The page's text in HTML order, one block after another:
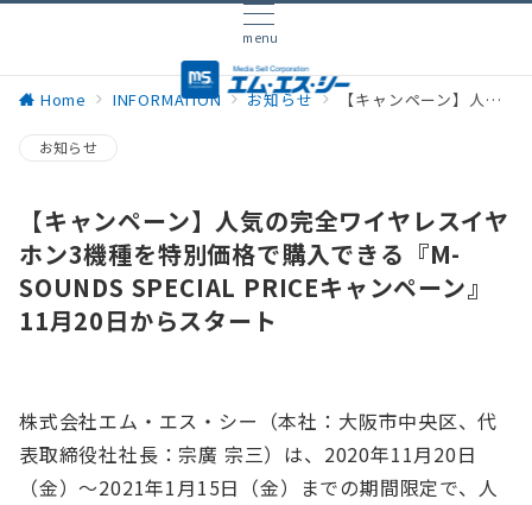
menu
Home INFORMATION お知らせ 【キャンペーン】人気の完全ワイヤレスイヤホン3機種を特別価格で購入できる『M-SOUNDS SPECIAL PRICEキャンペーン』11月20日からスタート
お知らせ
【キャンペーン】人気の完全ワイヤレスイヤ
ホン3機種を特別価格で購入できる『M-
SOUNDS SPECIAL PRICEキャンペーン』
11月20日からスタート
株式会社エム・エス・シー（本社：大阪市中央区、代
表取締役社社長：宗廣 宗三）は、2020年11月20日
（金）〜2021年1月15日（金）までの期間限定で、人